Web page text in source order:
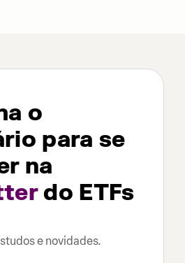
o
para se
na
do ETFs
e novidades.